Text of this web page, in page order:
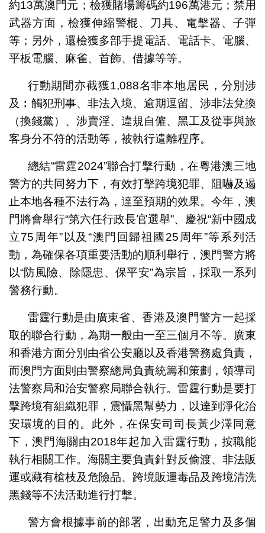
約13萬澳門元；檢獲賭場籌碼約196萬港元；禁用
武器方面，檢獲伸縮警棍、刀具、電擊器、子彈
等；另外，還檢獲多部手提電話、電話卡、電腦、
平板電腦、麻雀、首飾、借據等等。
行動期間亦截獲1,088名非本地居民，分別涉
及︰觸犯刑事、非法入境、逾期逗留、涉非法兌換
（換錢黨）、涉賣淫、違規自僱、黑工及從事與旅
客身分不符的活動等，被執行遣離程序。
總結“雷霆2024”聯合打擊行動，在粵港澳三地
警方的共同努力下，有效打擊跨境犯罪、阻嚇及遏
止本地各種不法行為，達至預期的效果。今年，澳
門將會舉行“第六任行政長官選舉”、慶祝“新中國成
立75周年”以及“澳門回歸祖國25周年”等系列活
動，為確保各項重要活動的順利舉行，澳門警方將
以“防風險、除隱患、保平安”為宗旨，採取一系列
警務行動。
雷霆行動是由廣東省、香港及澳門警方一起採
取的聯合行動，為期一般由一至三個月不等。廣東
和香港方面分別由省公安廳以及香港警務處負責，
而澳門方面則由警察總局負責統籌和策劃，領導司
法警察局和治安警察局聯合執行。雷霆行動是要打
擊跨境有組織犯罪，震懾黑幫勢力，以達到淨化治
安環境的目的。此外，在保安司司長黃少澤同意
下，澳門海關由2018年起加入雷霆行動，按職能
執行相關工作。海關主要負責針對反偷渡、非法販
運或藏有槍枝及危險品、跨境販運毒品及跨境清洗
黑錢等不法活動進行打擊。
警方會根據事前的部署，出動充足警力及多個